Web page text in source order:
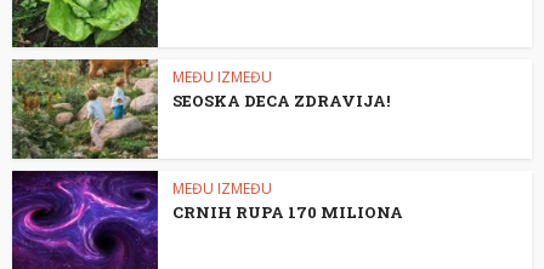
MEĐU IZMEĐU
SEOSKA DECA ZDRAVIJA!
MEĐU IZMEĐU
CRNIH RUPA 170 MILIONA